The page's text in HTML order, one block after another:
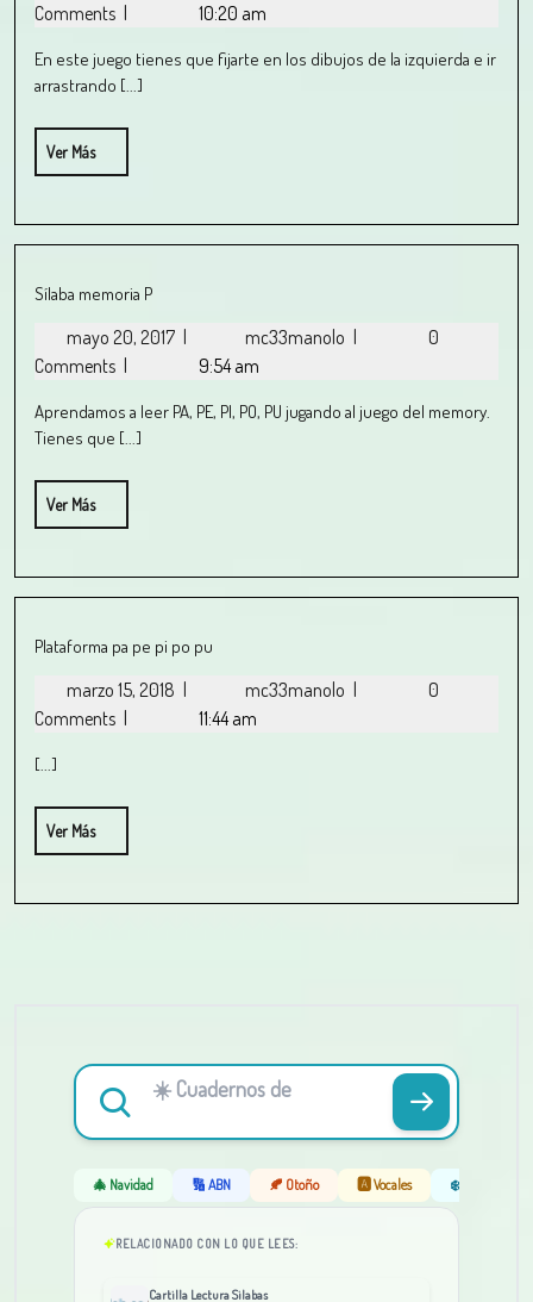
Comments
10:20 am
En este juego tienes que fijarte en los dibujos de la izquierda e ir
arrastrando [...]
Ver Más
Sílaba memoria P
mayo 20, 2017 mc33manolo
0
Comments
9:54 am
Aprendamos a leer PA, PE, PI, PO, PU jugando al juego del memory.
Tienes que [...]
Ver Más
Plataforma pa pe pi po pu
marzo 15, 2018 mc33manolo
0
Comments
11:44 am
[...]
Ver Más
🎄 Navidad 🔢 ABN 🍂 Otoño 🅰️ Vocales ❄️ Invierno
RELACIONADO CON LO QUE LEES:
Cartilla Lectura Silabas